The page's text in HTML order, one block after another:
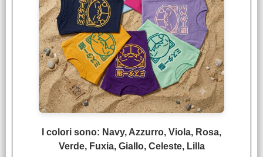
Yu Degli Spettri - New
Edition n° 03
€5,90
I colori sono: Navy, Azzurro, Viola, Rosa,
Verde, Fuxia, Giallo, Celeste, Lilla